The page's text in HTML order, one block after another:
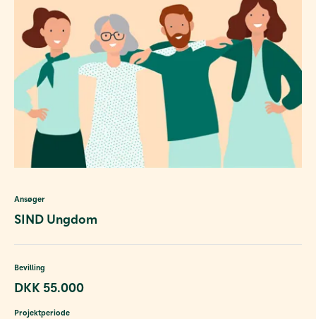
Ansøger
SIND Ungdom
Bevilling
DKK 55.000
Projektperiode